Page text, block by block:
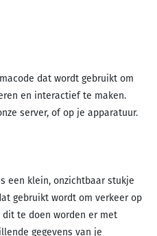
dat wordt gebruikt om
en interactief te maken.
server, of op je apparatuur.
een klein, onzichtbaar stukje
gebruikt wordt om verkeer op
te doen worden er met
gegevens van je